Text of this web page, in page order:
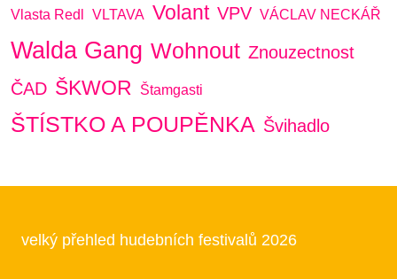
Vlasta Redl VLTAVA Volant VPV VÁCLAV NECKÁŘ
Walda Gang Wohnout Znouzectnost
ČAD ŠKWOR Štamgasti
ŠTÍSTKO A POUPĚNKA Švihadlo
velký přehled hudebních festivalů 2026